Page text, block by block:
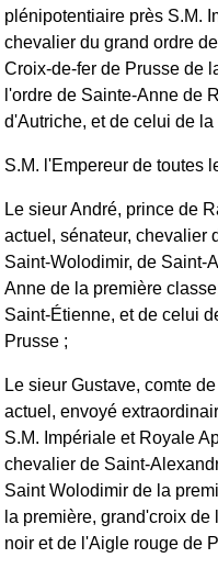
plénipotentiaire près S.M.
chevalier du grand ordre
Croix-de-fer de Prusse de
l'ordre de Sainte-Anne de
d'Autriche, et de celui de
S.M. l'Empereur de toutes
Le sieur André, prince de
actuel, sénateur, chevalier
Saint-Wolodimir, de Saint-
Anne de la première
Saint-Étienne, et de celui
Prusse ;
Le sieur Gustave, comte
actuel, envoyé
S.M. Impériale et Royale
chevalier de Saint-
Saint Wolodimir de la
la première, grand'croix
noir et de l'Aigle rouge de